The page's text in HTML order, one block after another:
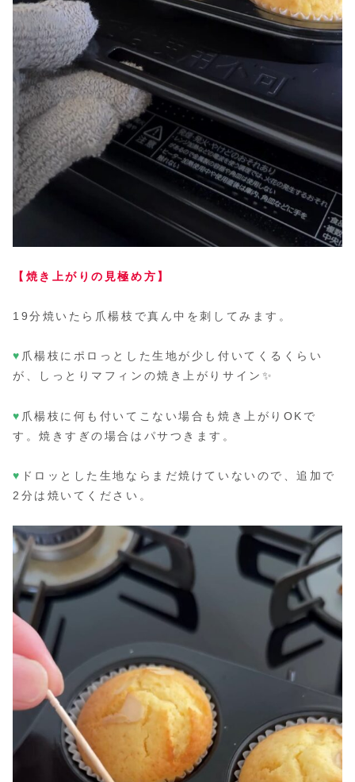
【焼き上がりの見極め方】
19分焼いたら爪楊枝で真ん中を刺してみます。
♥ 爪楊枝にポロっとした生地が少し付いてくるくらい
が、しっとりマフィンの焼き上がりサイン✨
♥ 爪楊枝に何も付いてこない場合も焼き上がりOKで
す。焼きすぎの場合はパサつきます。
♥ ドロッとした生地ならまだ焼けていないので、追加で
2分は焼いてください。